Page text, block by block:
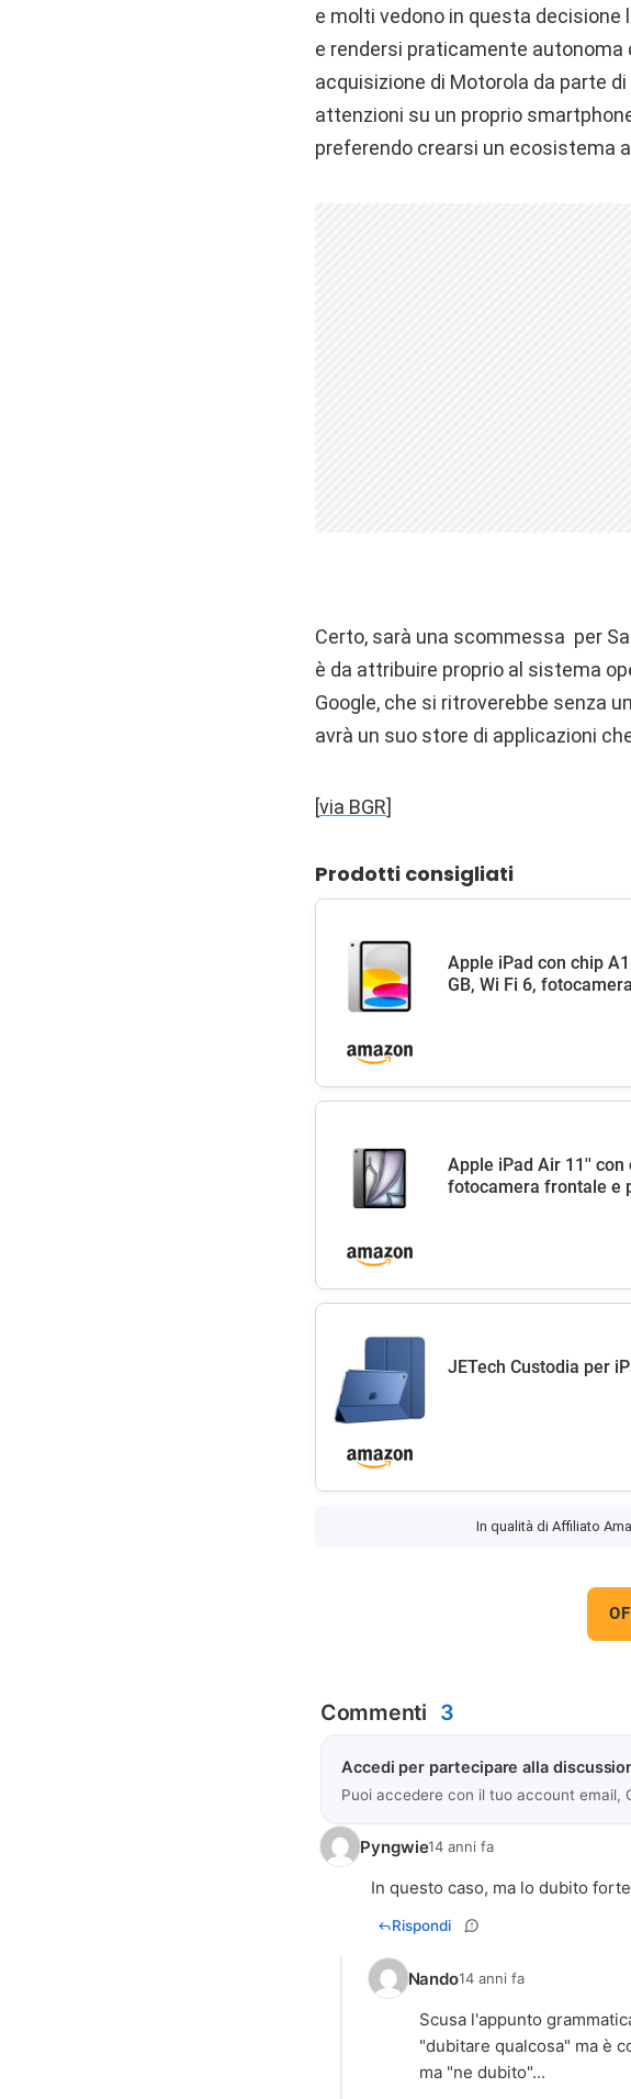
e molti vedono in questa decisione
e rendersi praticamente autonoma
acquisizione di Motorola da parte
attenzioni su un proprio
preferendo crearsi un ecosistema
Certo, sarà una scommessa per
è da attribuire proprio al sistema
Google, che si ritroverebbe senza
avrà un suo store di applicazioni
[via BGR]
Prodotti consigliati
Apple iPad con chip
GB, Wi Fi 6,
Apple iPad Air 11'' con
fotocamera frontale e
JETech Custodia per
In qualità di Affiliato
Commenti 3
Accedi per partecipare alla
Puoi accedere con il tuo account email,
Pyngwie14 anni fa
In questo caso, ma lo dubito
Rispondi
Nando14 anni fa
Scusa l'appunto
"dubitare qualcosa" ma è
ma "ne dubito"...